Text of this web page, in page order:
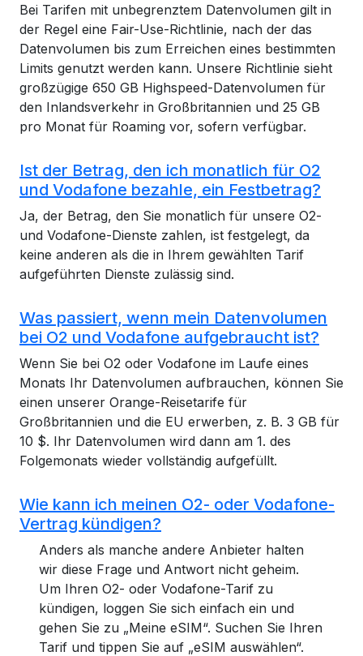
Bei Tarifen mit unbegrenztem Datenvolumen gilt in
der Regel eine Fair-Use-Richtlinie, nach der das
Datenvolumen bis zum Erreichen eines bestimmten
Limits genutzt werden kann. Unsere Richtlinie sieht
großzügige 650 GB Highspeed-Datenvolumen für
den Inlandsverkehr in Großbritannien und 25 GB
pro Monat für Roaming vor, sofern verfügbar.
Ist der Betrag, den ich monatlich für O2
und Vodafone bezahle, ein Festbetrag?
Ja, der Betrag, den Sie monatlich für unsere O2-
und Vodafone-Dienste zahlen, ist festgelegt, da
keine anderen als die in Ihrem gewählten Tarif
aufgeführten Dienste zulässig sind.
Was passiert, wenn mein Datenvolumen
bei O2 und Vodafone aufgebraucht ist?
Wenn Sie bei O2 oder Vodafone im Laufe eines
Monats Ihr Datenvolumen aufbrauchen, können Sie
einen unserer Orange-Reisetarife für
Großbritannien und die EU erwerben, z. B. 3 GB für
10 $. Ihr Datenvolumen wird dann am 1. des
Folgemonats wieder vollständig aufgefüllt.
Wie kann ich meinen O2- oder Vodafone-
Vertrag kündigen?
Anders als manche andere Anbieter halten
wir diese Frage und Antwort nicht geheim.
Um Ihren O2- oder Vodafone-Tarif zu
kündigen, loggen Sie sich einfach ein und
gehen Sie zu „Meine eSIM“. Suchen Sie Ihren
Tarif und tippen Sie auf „eSIM auswählen“.